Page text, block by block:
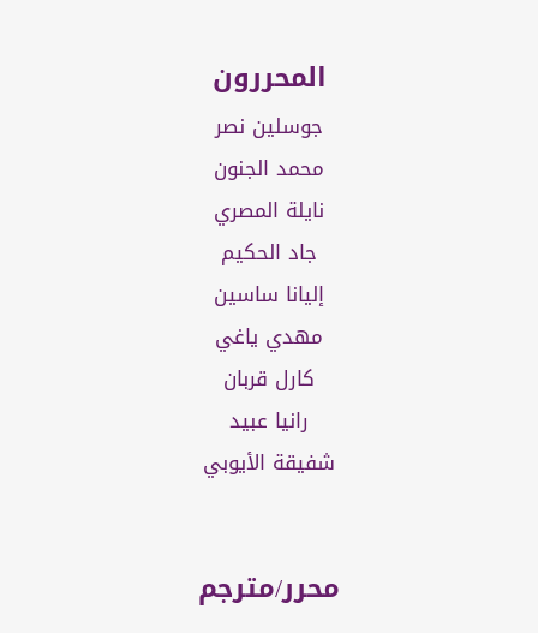
المحررون
جوسلين نصر
محمد الجنون
نايلة المصري
جاد الحكيم
إليانا ساسين
مهدي ياغي
كارل قربان
رانيا عبيد
شفيقة الأيوبي
محرر/مترجم